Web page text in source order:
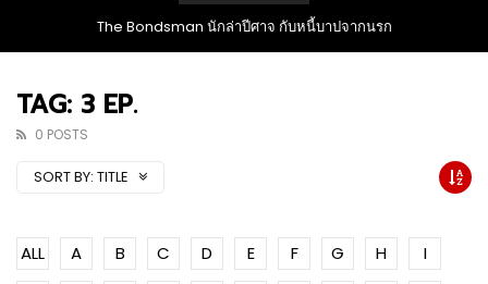
The Bondsman นักล่าปีศาจ กับหนี้บาปจากนรก
TAG: 3 EP.
0 POSTS
SORT BY: TITLE
ALL A B C D E F G H
I